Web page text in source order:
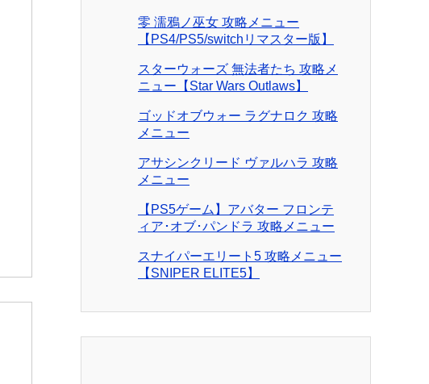
零 濡鴉ノ巫女 攻略メニュー
【PS4/PS5/switchリマスター版】
スターウォーズ 無法者たち 攻略メ
ニュー【Star Wars Outlaws】
ゴッドオブウォー ラグナロク 攻略
メニュー
アサシンクリード ヴァルハラ 攻略
メニュー
【PS5ゲーム】アバター フロンテ
ィア･オブ･パンドラ 攻略メニュー
スナイパーエリート5 攻略メニュー
【SNIPER ELITE5】